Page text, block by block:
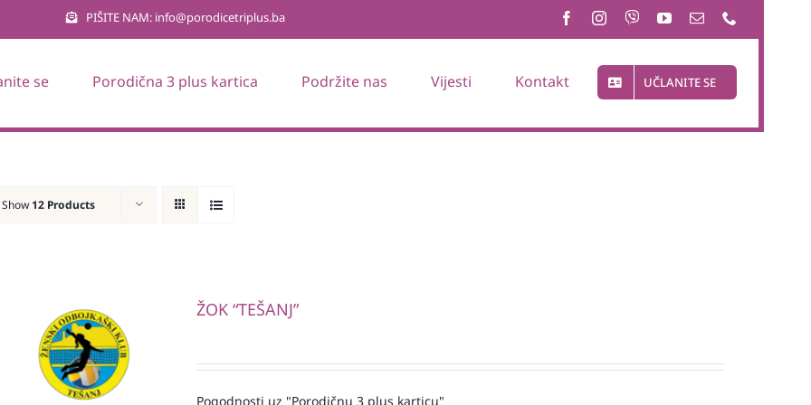
PIŠITE NAM: info@porodicetriplus.ba
se Porodična 3 plus kartica Podržite nas Vijesti Kontakt UČLANITE SE
Show 12 Products
ŽOK “TEŠANJ”
Pogodnosti uz "Porodičnu 3 plus karticu"